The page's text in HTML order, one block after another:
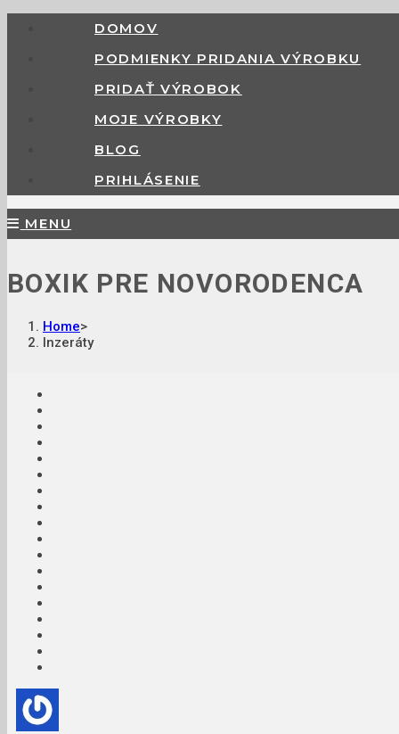
DOMOV
PODMIENKY PRIDANIA VÝROBKU
PRIDAŤ VÝROBOK
MOJE VÝROBKY
BLOG
PRIHLÁSENIE
MENU
BOXIK PRE NOVORODENCA
Home>
Inzeráty